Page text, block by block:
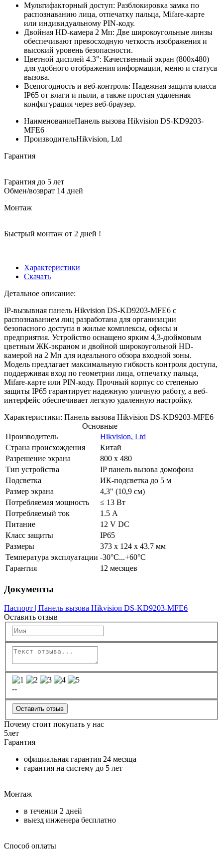
Мультифакторный доступ: Разблокировка замка по
распознаванию лица, отпечатку пальца, Mifare-карте
или индивидуальному PIN-коду.
Двойная HD-камера 2 Мп: Две широкоугольные линзы
обеспечивают превосходную четкость изображения и
высокий уровень безопасности.
Цветной дисплей 4.3": Качественный экран (800x480)
для удобного отображения информации, меню и статуса
вызова.
Всепогодность и веб-контроль: Надежная защита класса
IP65 от влаги и пыли, а также простая удаленная
конфигурация через веб-браузер.
НаименованиеПанель вызова Hikvision DS-KD9203-
MFE6
ПроизводительHikvision, Ltd
Гарантия
Гарантия до 5 лет
Обмен/возврат 14 дней
Монтаж
Быстрый монтаж от 2 дней !
Характеристики
Скачать
Детальное описание:
IP-вызывная панель Hikvision DS-KD9203-MFE6 с
распознаванием лиц разработана для организации
безопасного доступа в жилые комплексы, офисы и
предприятия. Устройство оснащено ярким 4,3-дюймовым
цветным ЖК-экраном и двойной широкоугольной HD-
камерой на 2 Мп для идеального обзора входной зоны.
Модель предлагает максимальную гибкость контроля доступа,
поддерживая вход по геометрии лица, отпечатку пальца,
Mifare-карте или PIN-коду. Прочный корпус со степенью
защиты IP65 гарантирует надежную уличную работу, а веб-
интерфейс обеспечивает легкую удаленную настройку.
Характеристики: Панель вызова Hikvision DS-KD9203-MFE6
Основные
Производитель
Hikvision, Ltd
Страна происхождения
Китай
Разрешение экрана
800 х 480
Тип устройства
IP панель вызова домофона
Подсветка
ИК-подсветка до 5 м
Размер экрана
4,3" (10,9 см)
Потребляемая мощность
≤ 13 Вт
Потребляемый ток
1.5 А
Питание
12 V DC
Класс защиты
IP65
Размеры
373 х 124 х 43.7 мм
Температура эксплуатации -30°С...+60°С
Гарантия
12 месяцев
Документы
Паспорт | Панель вызова Hikvision DS-KD9203-MFE6
Оставить отзыв
--
Оставить отзыв
Почему стоит покупать у нас
5лет
Гарантия
официальная гарантия 24 месяца
гарантия на систему до 5 лет
Монтаж
в течении 2 дней
выезд инженера бесплатно
Способ оплаты